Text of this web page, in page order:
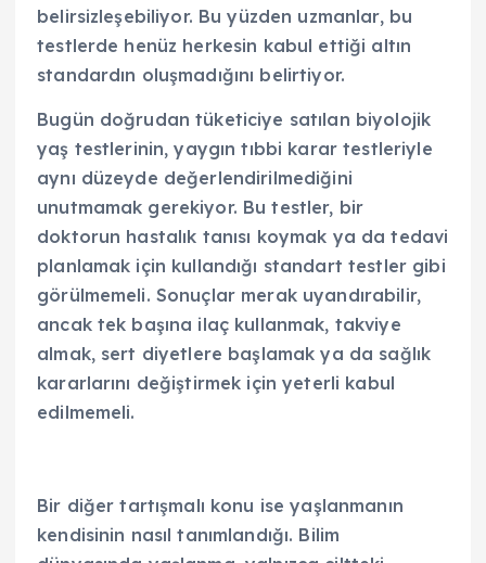
belirsizleşebiliyor. Bu yüzden uzmanlar, bu
testlerde henüz herkesin kabul ettiği altın
standardın oluşmadığını belirtiyor.
Bugün doğrudan tüketiciye satılan biyolojik
yaş testlerinin, yaygın tıbbi karar testleriyle
aynı düzeyde değerlendirilmediğini
unutmamak gerekiyor. Bu testler, bir
doktorun hastalık tanısı koymak ya da tedavi
planlamak için kullandığı standart testler gibi
görülmemeli. Sonuçlar merak uyandırabilir,
ancak tek başına ilaç kullanmak, takviye
almak, sert diyetlere başlamak ya da sağlık
kararlarını değiştirmek için yeterli kabul
edilmemeli.
Bir diğer tartışmalı konu ise yaşlanmanın
kendisinin nasıl tanımlandığı. Bilim